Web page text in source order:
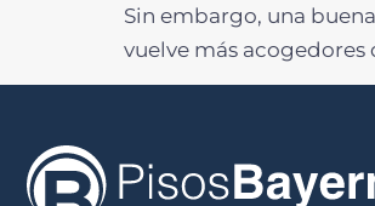
Sin embargo, una
vuelve más acogedores